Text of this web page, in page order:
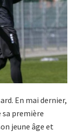
En mai dernier,
première
jeune âge et